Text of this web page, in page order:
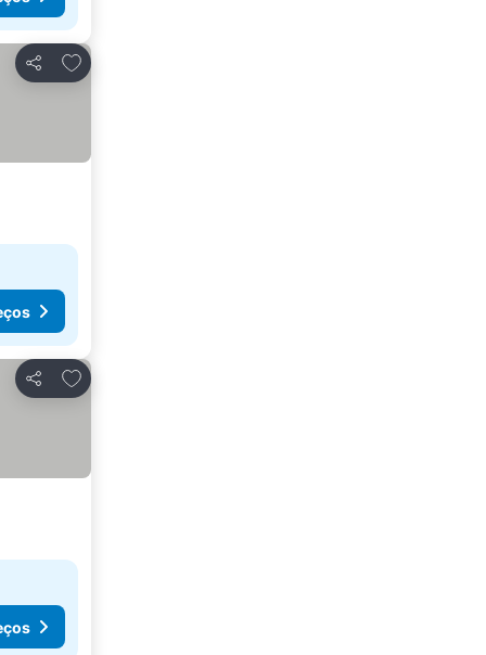
Partilhar
Adicionar aos favoritos
Partilhar
Adicionar aos favoritos